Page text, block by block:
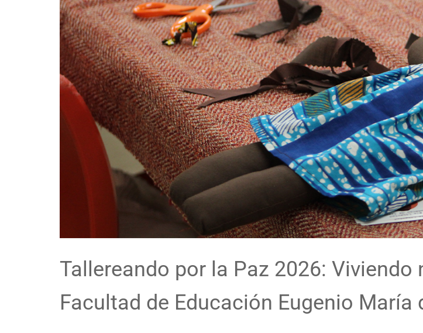
Tallereando por la Paz 2026:
Facultad de Educación Eugenio María